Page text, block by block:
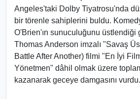
Angeles'taki Dolby Tiyatrosu'nda
bir törenle sahiplerini buldu.
O'Brien'ın sunuculuğunu üstlendiği
Thomas Anderson imzalı "Savaş
Battle After Another) filmi "En İyi
Yönetmen" dâhil olmak üzere
kazanarak geceye damgasını vurdu.